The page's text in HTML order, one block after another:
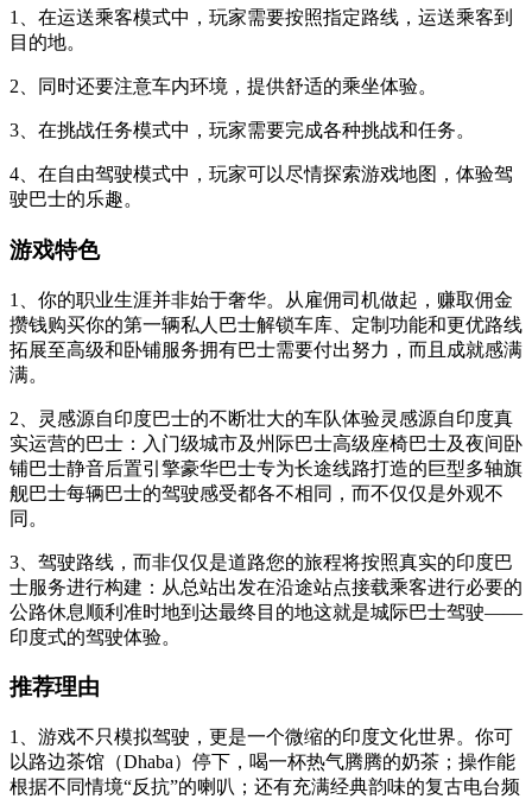
1、在运送乘客模式中，玩家需要按照指定路线，运送乘客到
目的地。
2、同时还要注意车内环境，提供舒适的乘坐体验。
3、在挑战任务模式中，玩家需要完成各种挑战和任务。
4、在自由驾驶模式中，玩家可以尽情探索游戏地图，体验驾
驶巴士的乐趣。
游戏特色
1、你的职业生涯并非始于奢华。从雇佣司机做起，赚取佣金
攒钱购买你的第一辆私人巴士解锁车库、定制功能和更优路线
拓展至高级和卧铺服务拥有巴士需要付出努力，而且成就感满
满。
2、灵感源自印度巴士的不断壮大的车队体验灵感源自印度真
实运营的巴士：入门级城市及州际巴士高级座椅巴士及夜间卧
铺巴士静音后置引擎豪华巴士专为长途线路打造的巨型多轴旗
舰巴士每辆巴士的驾驶感受都各不相同，而不仅仅是外观不
同。
3、驾驶路线，而非仅仅是道路您的旅程将按照真实的印度巴
士服务进行构建：从总站出发在沿途站点接载乘客进行必要的
公路休息顺利准时地到达最终目的地这就是城际巴士驾驶——
印度式的驾驶体验。
推荐理由
1、游戏不只模拟驾驶，更是一个微缩的印度文化世界。你可
以路边茶馆（Dhaba）停下，喝一杯热气腾腾的奶茶；操作能
根据不同情境“反抗”的喇叭；还有充满经典韵味的复古电台频